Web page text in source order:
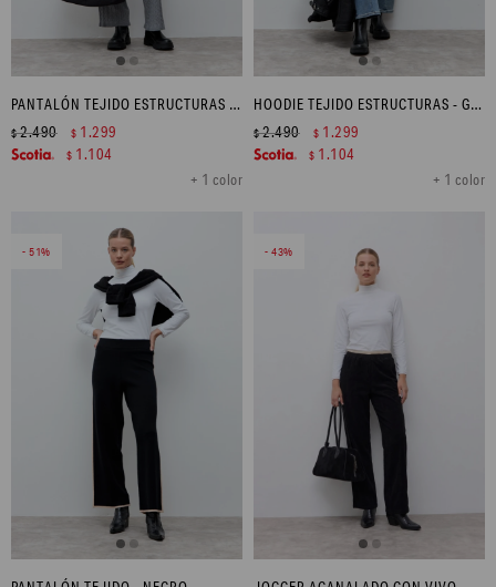
PANTALÓN TEJIDO ESTRUCTURAS - GRIS MELANGE
+ 1 color
$2.490 $ 1.299
$ 1.104
HOODIE TEJIDO ESTRUCTURAS - GRIS MELANGE
+ 1 color
$2.490 $ 1.299
$ 1.104
51 43